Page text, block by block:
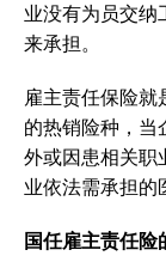
业没有为员交纳
来承担。
雇主责任保险
的热销险种，当
外或因患相关职
业依法需承担的
国任雇主责任险